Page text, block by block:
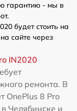
гарантию - мы в
будет стоить на
сайте через
IN2020
ремонта. В
OnePlus 8 Pro
Челябинске и